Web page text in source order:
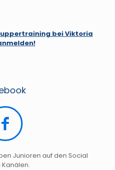
bei Viktoria
Junioren auf den Social